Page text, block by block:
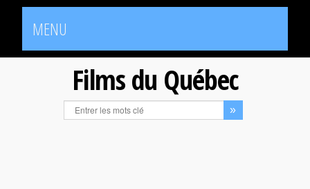
MENU
Films du Québec